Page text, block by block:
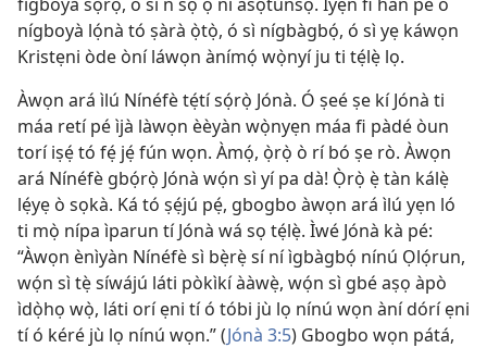
nígboyà lọ́nà tó ṣàrà ọ̀tọ̀, ó sì nígbàgbọ́, ó sì yẹ káwọn
Kristẹni òde òní láwọn ànímọ́ wọ̀nyí ju ti tẹ́lẹ̀ lọ.
Àwọn ará ìlú Nínéfè tẹ́tí sọ́rọ̀ Jónà. Ó ṣeé ṣe kí Jónà ti
máa retí pé ìjà làwọn èèyàn wọ̀nyẹn máa fi pàdé òun
torí iṣẹ́ tó fẹ́ jẹ́ fún wọn. Àmọ́, ọ̀rọ̀ ò rí bó ṣe rò. Àwọn
ará Nínéfè gbọ́rọ̀ Jónà wọ́n sì yí pa dà! Ọ̀rọ̀ ẹ̀ tàn kálẹ̀
lẹ́yẹ ò sọkà. Ká tó ṣẹ́jú pẹ́, gbogbo àwọn ará ìlú yẹn ló
ti mọ̀ nípa ìparun tí Jónà wá sọ tẹ́lẹ̀. Ìwé Jónà kà pé:
“Àwọn ènìyàn Nínéfè sì bẹ̀rẹ̀ sí ní ìgbàgbọ́ nínú Ọlọ́run,
wọ́n sì tẹ̀ síwájú láti pòkìkí ààwẹ̀, wọ́n sì gbé aṣọ àpò
ìdọ̀họ wọ̀, láti orí ẹni tí ó tóbi jù lọ nínú wọn àní dórí ẹni
tí ó kéré jù lọ nínú wọn.” (Jónà 3:5) Gbogbo wọn pátá,